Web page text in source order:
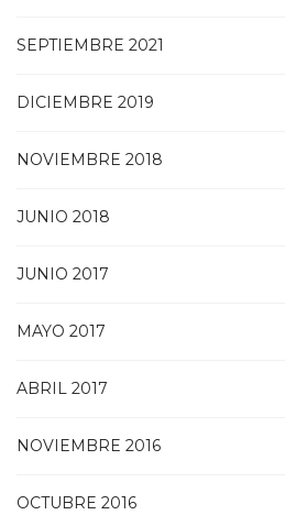
SEPTIEMBRE 2021
DICIEMBRE 2019
NOVIEMBRE 2018
JUNIO 2018
JUNIO 2017
MAYO 2017
ABRIL 2017
NOVIEMBRE 2016
OCTUBRE 2016